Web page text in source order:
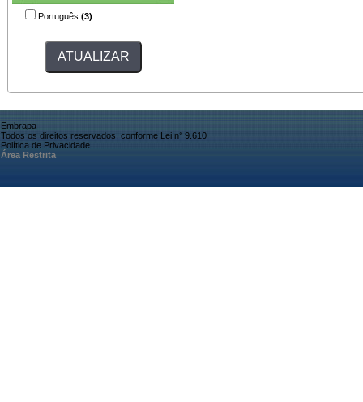
Português (3)
Embrapa
Todos os direitos reservados, conforme Lei n° 9.610
Política de Privacidade
Área Restrita